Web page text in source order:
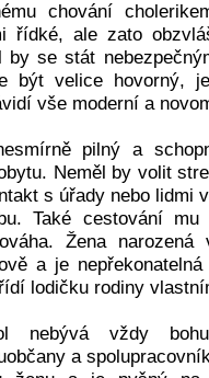
chování
řídké, ale zato
by se stát
být velice hovorný,
vše moderní a
pilný a
Neměl by volit
s úřady nebo lidmi
Také cestování
Žena
a je
lodičku rodiny
nebývá vždy
a